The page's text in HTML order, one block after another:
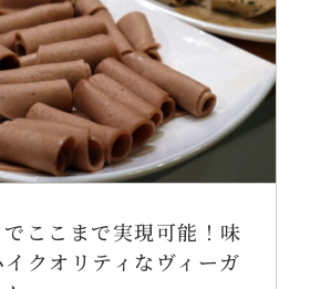
ここまで実現可能！味
クオリティなヴィーガ